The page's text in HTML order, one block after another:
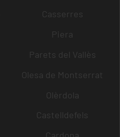
Casserres
Piera
Parets del Vallès
Olesa de Montserrat
Olèrdola
Castelldefels